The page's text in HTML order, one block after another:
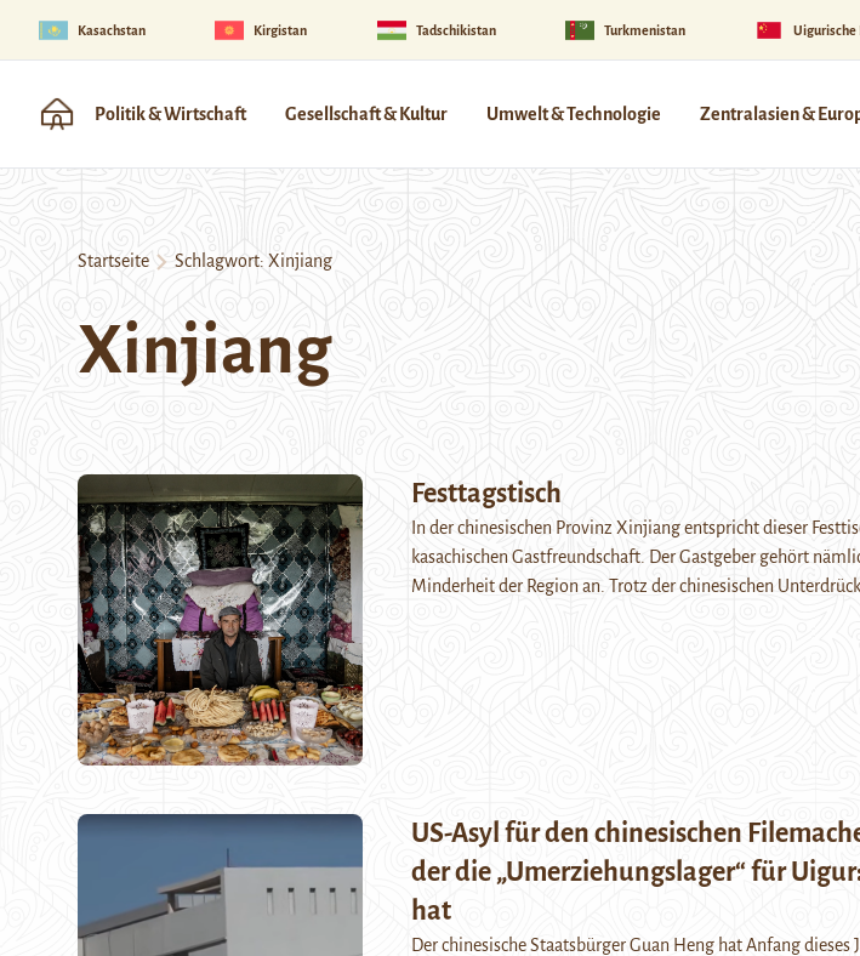
Kasachstan Kirgistan Tadschikistan Turkmenistan Uigurische
Politik & Wirtschaft Gesellschaft & Kultur Umwelt & Technologie Zentralasien &
Startseite Schlagwort: Xinjiang
Xinjiang
Festtagstisch
In der chinesischen Provinz Xinjiang entspricht dieser
kasachischen Gastfreundschaft. Der Gastgeber gehört
Minderheit der Region an. Trotz der chinesischen
US-Asyl für den chinesischen
der die „Umerziehungslager“ für
hat
Der chinesische Staatsbürger Guan Heng hat Anfang dieses